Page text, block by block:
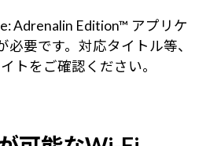
Adrenalin Edition™ アプリケ
要です。対応タイトル等、
トをご確認ください。